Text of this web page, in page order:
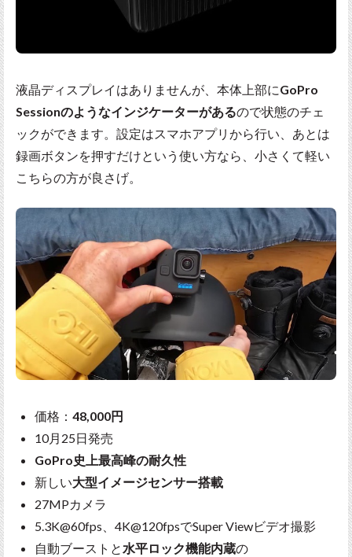
液晶ディスプレイはありませんが、本体上部にGoPro
Sessionのようなインジケーターがあるので状態のチェ
ックができます。設定はスマホアプリから行い、あとは
録画ボタンを押すだけという使い方なら、小さくて軽い
こちらの方が良さげ。
価格： 48,000円
10月25日発売
GoPro史上最高峰の耐久性
新しい大型イメージセンサー搭載
27MPカメラ
5.3K@60fps、4K@120fpsでSuper Viewビデオ撮影
自動ブーストと 水平ロック機能内蔵の